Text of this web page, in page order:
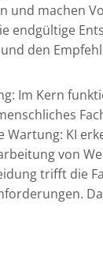
und machen
endgültige
den
Im Kern
Wartung: KI
von
trifft die